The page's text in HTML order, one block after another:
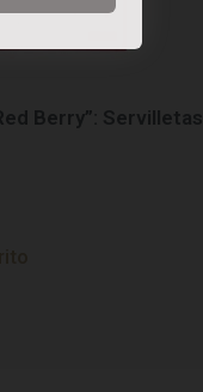
Berry”: Servilletas